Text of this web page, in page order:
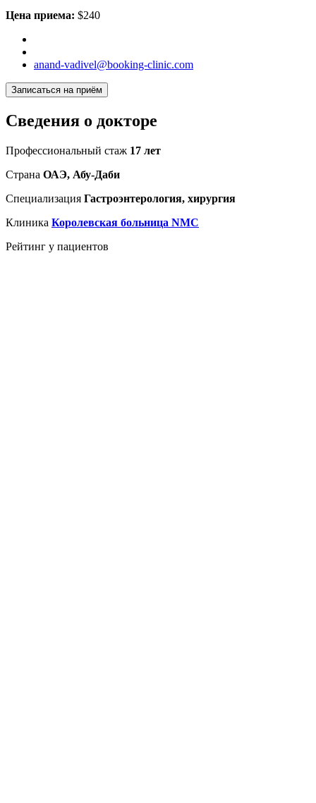
Цена приема: $240
anand-vadivel@booking-clinic.com
Записаться на приём
Сведения о докторе
Профессиональный стаж 17 лет
Страна ОАЭ, Абу-Даби
Специализация Гастроэнтерология, хирургия
Клиника Королевская больница NMC
Рейтинг у пациентов